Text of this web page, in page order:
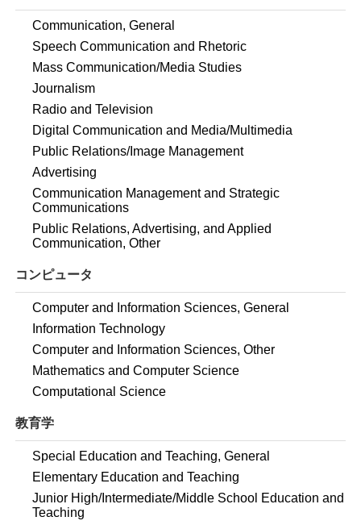
Communication, General
Speech Communication and Rhetoric
Mass Communication/Media Studies
Journalism
Radio and Television
Digital Communication and Media/Multimedia
Public Relations/Image Management
Advertising
Communication Management and Strategic
Communications
Public Relations, Advertising, and Applied
Communication, Other
コンピュータ
Computer and Information Sciences, General
Information Technology
Computer and Information Sciences, Other
Mathematics and Computer Science
Computational Science
教育学
Special Education and Teaching, General
Elementary Education and Teaching
Junior High/Intermediate/Middle School Education and
Teaching